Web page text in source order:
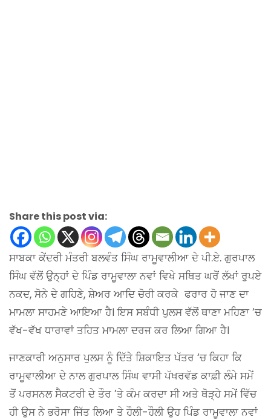
Share this post via:
ਸਾਬਕਾ ਕੇਂਦਰੀ ਮੰਤਰੀ ਬਲਵੰਤ ਸਿੰਘ ਰਾਮੂਵਾਲੀਆ ਦੇ ਪੀ.ਏ. ਗੁਰਪਾਲ
ਸਿੰਘ ਵੱਲੋਂ ਉਨ੍ਹਾਂ ਦੇ ਪਿੰਡ ਰਾਮੂਵਾਲਾ ਨਵਾਂ ਵਿਖੇ ਸਥਿਤ ਘਰੋਂ ਲੱਖਾਂ ਰੁਪਏ
ਨਕਦ, ਸੋਨੇ ਦੇ ਗਹਿਣੇ, ਸ਼ੇਅਰ ਆਦਿ ਚੋਰੀ ਕਰਕੇ ਫਰਾਰ ਹੋ ਜਾਣ ਦਾ
ਮਾਮਲਾ ਸਾਹਮਣੇ ਆਇਆ ਹੈ। ਇਸ ਸਬੰਧੀ ਪੁਲਸ ਵੱਲੋਂ ਥਾਣਾ ਮਹਿਣਾ ‘ਚ
ਵੱਖ-ਵੱਖ ਧਾਰਾਵਾਂ ਤਹਿਤ ਮਾਮਲਾ ਦਰਜ ਕਰ ਲਿਆ ਗਿਆ ਹੈ।
ਜਾਣਕਾਰੀ ਅਨੁਸਾਰ ਪੁਲਸ ਨੂੰ ਦਿੱਤੇ ਸ਼ਿਕਾਇਤ ਪੱਤਰ ‘ਚ ਕਿਹਾ ਕਿ
ਰਾਮੂਵਾਲੀਆ ਦੇ ਨਾਲ ਗੁਰਪਾਲ ਸਿੰਘ ਵਾਸੀ ਪੱਖਰਵੱਡ ਕਾਫ਼ੀ ਲੰਮੇ ਸਮੇਂ
ਤੋਂ ਪਰਸਨਲ ਸੈਕਟਰੀ ਦੇ ਤੌਰ ’ਤੇ ਕੰਮ ਕਰਦਾ ਸੀ ਅਤੇ ਥੋੜ੍ਹੇ ਸਮੇਂ ਵਿੱਚ
ਹੀ ਉਸ ਨੇ ਭਰੋਸਾ ਜਿੱਤ ਲਿਆ ਤੇ ਹੌਲੀ-ਹੌਲੀ ਉਹ ਪਿੰਡ ਰਾਮੂਵਾਲਾ ਨਵਾਂ